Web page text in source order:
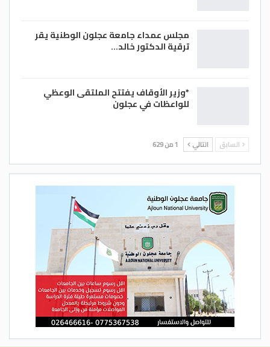
مجلس عمداء جامعة عجلون الوطنية يقر
ترقية الدكتور خالد…
*وزير الأوقاف يفتتح الملتقى الوعظي
للواعظات في عجلون
السابق التالي 1 من 629